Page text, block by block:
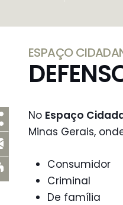
ESPAÇO
No Espaço
Minas Gerais,
Consumidor
Criminal
De família